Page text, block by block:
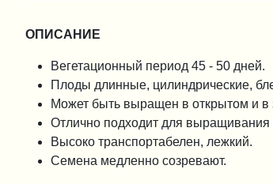
ОПИСАНИЕ
Вегетационный период 45 - 50 дней.
Плоды длинные, цилиндрические,
Может быть выращен в открытом и в
Отлично подходит для выращивания
Высоко транспортабелен, лежкий.
Семена медленно созревают.